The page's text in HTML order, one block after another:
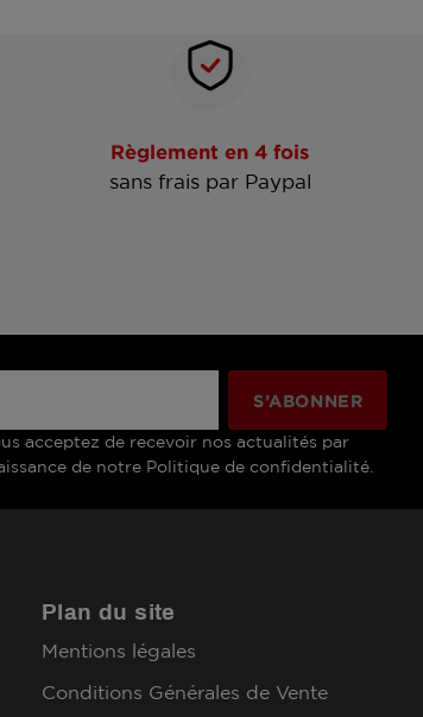
Règlement en 4 fois
sans frais par Paypal
acceptez de recevoir nos actualités par
de notre Politique de confidentialité.
Plan du site
Mentions légales
Conditions Générales de Vente